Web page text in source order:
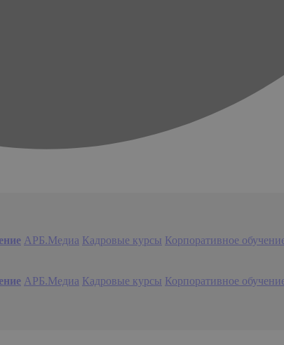
АРБ.Медиа Кадровые курсы Корпоративное
АРБ.Медиа Кадровые курсы Корпоративное